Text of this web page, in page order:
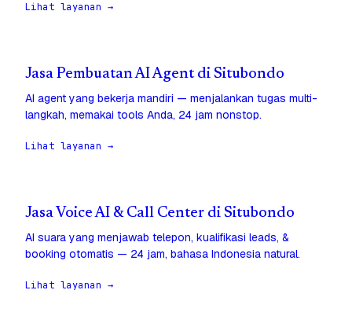
Lihat layanan →
Jasa Pembuatan AI Agent di Situbondo
AI agent yang bekerja mandiri — menjalankan tugas multi-
langkah, memakai tools Anda, 24 jam nonstop.
Lihat layanan →
Jasa Voice AI & Call Center di Situbondo
AI suara yang menjawab telepon, kualifikasi leads, &
booking otomatis — 24 jam, bahasa Indonesia natural.
Lihat layanan →